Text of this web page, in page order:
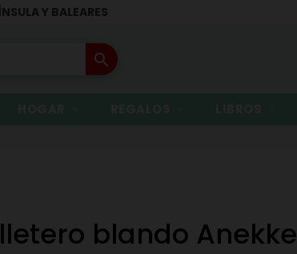
Y BALEARES
search
blando Anekke